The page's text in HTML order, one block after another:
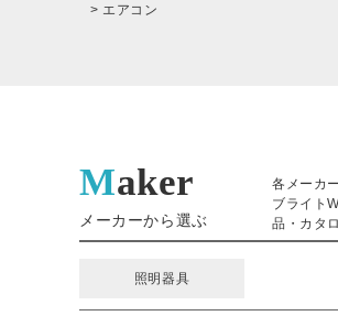
> エアコン
Maker
メーカーから選ぶ
各メーカ
ブライト
品・カタ
照明器具